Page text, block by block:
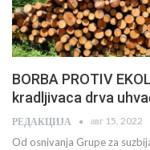
BORBA PROTIV
kradljivaca drva
РЕДАКЦИЈА авг 15, 2022
Od osnivanja Grupe za